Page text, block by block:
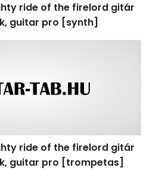
ride of the firelord gitár
guitar pro [synth]
ride of the firelord gitár
guitar pro [trompetas]